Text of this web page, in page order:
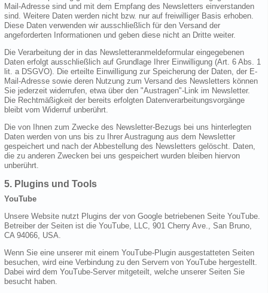
Mail-Adresse sind und mit dem Empfang des Newsletters einverstanden
sind. Weitere Daten werden nicht bzw. nur auf freiwilliger Basis erhoben.
Diese Daten verwenden wir ausschließlich für den Versand der
angeforderten Informationen und geben diese nicht an Dritte weiter.
Die Verarbeitung der in das Newsletteranmeldeformular eingegebenen
Daten erfolgt ausschließlich auf Grundlage Ihrer Einwilligung (Art. 6 Abs. 1
lit. a DSGVO). Die erteilte Einwilligung zur Speicherung der Daten, der E-
Mail-Adresse sowie deren Nutzung zum Versand des Newsletters können
Sie jederzeit widerrufen, etwa über den "Austragen"-Link im Newsletter.
Die Rechtmäßigkeit der bereits erfolgten Datenverarbeitungsvorgänge
bleibt vom Widerruf unberührt.
Die von Ihnen zum Zwecke des Newsletter-Bezugs bei uns hinterlegten
Daten werden von uns bis zu Ihrer Austragung aus dem Newsletter
gespeichert und nach der Abbestellung des Newsletters gelöscht. Daten,
die zu anderen Zwecken bei uns gespeichert wurden bleiben hiervon
unberührt.
5. Plugins und Tools
YouTube
Unsere Website nutzt Plugins der von Google betriebenen Seite YouTube.
Betreiber der Seiten ist die YouTube, LLC, 901 Cherry Ave., San Bruno,
CA 94066, USA.
Wenn Sie eine unserer mit einem YouTube-Plugin ausgestatteten Seiten
besuchen, wird eine Verbindung zu den Servern von YouTube hergestellt.
Dabei wird dem YouTube-Server mitgeteilt, welche unserer Seiten Sie
besucht haben.